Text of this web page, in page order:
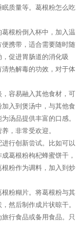
质量等。葛根粉怎么吃
根粉倒入杯中，加入温
携带，适合需要随时随
促进胃肠道的消化吸
热解毒的功效，对于体
容易融入其他食材，可
入到煲汤中，与其他食
汤品提供丰富的口感。
，非常受欢迎。
行创新尝试。比如可以
葛根粉枸杞蜂蜜饼干，
粉作为调料，加入到炒
粉糊片。将葛根粉与其
然后制作成片状晾干。
行食品或备用食品。只